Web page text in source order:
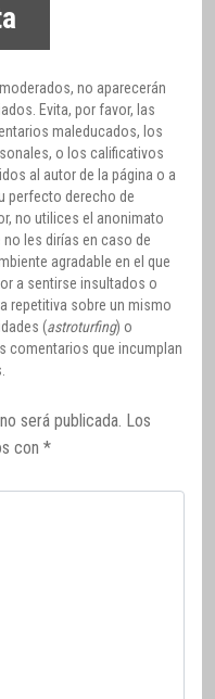
no aparecerán
Evita, por favor, las
maleducados, los
o los calificativos
al autor de la página o a
perfecto derecho de
no utilices el anonimato
les dirías en caso de
agradable en el que
a sentirse insultados o
repetitiva sobre un mismo
(astroturfing) o
comentarios que incumplan
será publicada. Los
con *